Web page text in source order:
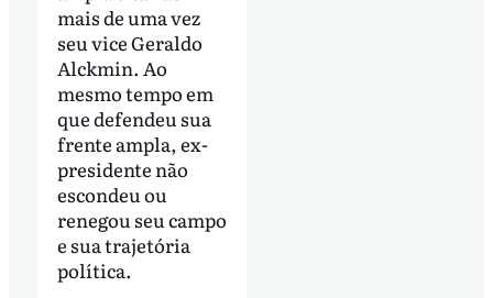
mais de uma vez
seu vice Geraldo
Alckmin. Ao
mesmo tempo em
que defendeu sua
frente ampla, ex-
presidente não
escondeu ou
renegou seu campo
e sua trajetória
política.